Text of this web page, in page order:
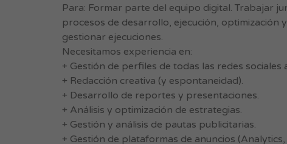
Para: Formar parte del equipo digital. Trabajar
procesos de desarrollo, ejecución, optimización
gestionar ejecuciones.
Necesitamos experiencia en:
+ Gestión de perfiles de todas las redes sociales
+ Redacción creativa (y espontaneidad).
+ Desarrollo de reportes y presentaciones.
+ Análisis y optimización de estrategias.
+ Gestión y análisis de pautas publicitarias.
+ Gestión de plataformas de anuncios